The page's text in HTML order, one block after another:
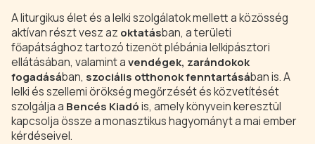
A liturgikus élet és a lelki szolgálatok mellett a közösség
aktívan részt vesz az oktatásban, a területi
főapátsághoz tartozó tizenöt plébánia lelkipásztori
ellátásában, valamint avendégek, zarándokok
fogadásában, szociális otthonok fenntartásában is. A
lelki és szellemi örökség megőrzését és közvetítését
szolgálja a Bencés Kiadóis, amely könyvein keresztül
kapcsolja össze a monasztikus hagyományt a mai ember
kérdéseivel.